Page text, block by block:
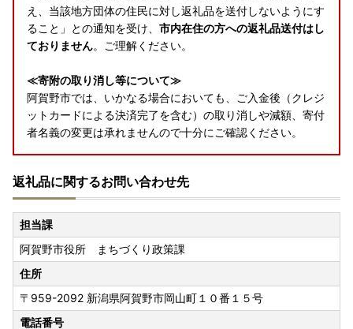
え、当該地方団体の住民に対し返礼品を送付しないようにす
ること」との通知を受け、 市内在住の方への返礼品送付はし
ておりません。ご理解ください。
≪寄附の取り消し等について≫
阿賀野市では、いかなる場合においても、ご入金後（クレジ
ットカードによる決済完了を含む）の取り消しや減額、寄付
者名義の変更は承れませんので十分にご確認ください。
返礼品に関するお問い合わせ先
担当課
阿賀野市役所 まちづくり政策課
住所
〒959-2092 新潟県阿賀野市岡山町１０番１５号
電話番号